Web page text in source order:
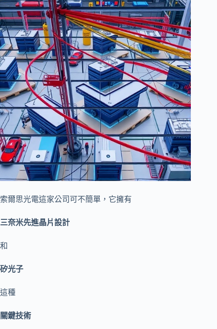
索爾思光電這家公司可不簡單，它擁有
三奈米先進晶片設計
和
矽光子
這種
關鍵技術